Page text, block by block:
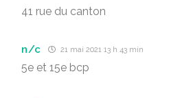
41 rue du canton
n/c 21 mai 2021 13 h 43 min
5e et 15e bcp